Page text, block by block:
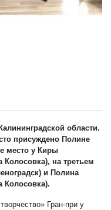
области.
присуждено Полине
место у Киры
на третьем
и Полина
Колосовка).
Гран-при у